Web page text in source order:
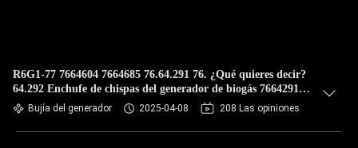
R6G1-77 7664604 7664685 76.64.291 76. ¿Qué quieres decir?
64.292 Enchufe de chispas del generador de biogás 7664291
7664356 7664416c para el motor Guascor
Bujía del generador 2025-04-08 208 Las opiniones